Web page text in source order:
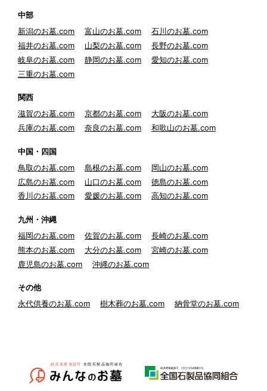
中部
新潟のお墓.com
富山のお墓.com
石川のお墓.com
福井のお墓.com
山梨のお墓.com
長野のお墓.com
岐阜のお墓.com
静岡のお墓.com
愛知のお墓.com
三重のお墓.com
関西
滋賀のお墓.com
京都のお墓.com
大阪のお墓.com
兵庫のお墓.com
奈良のお墓.com 和歌山のお墓.com
中国・四国
鳥取のお墓.com
島根のお墓.com
岡山のお墓.com
広島のお墓.com
山口のお墓.com
徳島のお墓.com
香川のお墓.com
愛媛のお墓.com 高知のお墓.com
九州・沖縄
福岡のお墓.com
佐賀のお墓.com
長崎のお墓.com
熊本のお墓.com
大分のお墓.com
宮崎のお墓.com
鹿児島のお墓.com
沖縄のお墓.com
その他
永代供養のお墓.com
樹木葬のお墓.com 納骨堂のお墓.com